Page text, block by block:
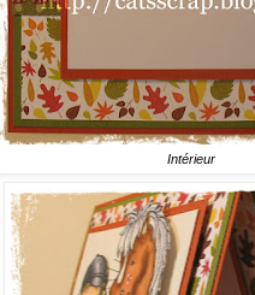
Intérieur